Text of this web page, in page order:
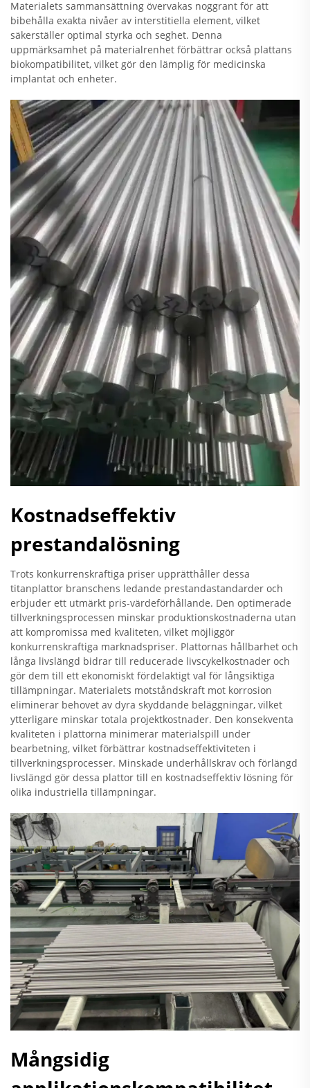
Materialets sammansättning övervakas noggrant för att
bibehålla exakta nivåer av interstitiella element, vilket
säkerställer optimal styrka och seghet. Denna
uppmärksamhet på materialrenhet förbättrar också plattans
biokompatibilitet, vilket gör den lämplig för medicinska
implantat och enheter.
Kostnadseffektiv
prestandalösning
Trots konkurrenskraftiga priser upprätthåller dessa
titanplattor branschens ledande prestandastandarder och
erbjuder ett utmärkt pris-värdeförhållande. Den optimerade
tillverkningsprocessen minskar produktionskostnaderna utan
att kompromissa med kvaliteten, vilket möjliggör
konkurrenskraftiga marknadspriser. Plattornas hållbarhet och
långa livslängd bidrar till reducerade livscykelkostnader och
gör dem till ett ekonomiskt fördelaktigt val för långsiktiga
tillämpningar. Materialets motståndskraft mot korrosion
eliminerar behovet av dyra skyddande beläggningar, vilket
ytterligare minskar totala projektkostnader. Den konsekventa
kvaliteten i plattorna minimerar materialspill under
bearbetning, vilket förbättrar kostnadseffektiviteten i
tillverkningsprocesser. Minskade underhållskrav och förlängd
livslängd gör dessa plattor till en kostnadseffektiv lösning för
olika industriella tillämpningar.
Mångsidig